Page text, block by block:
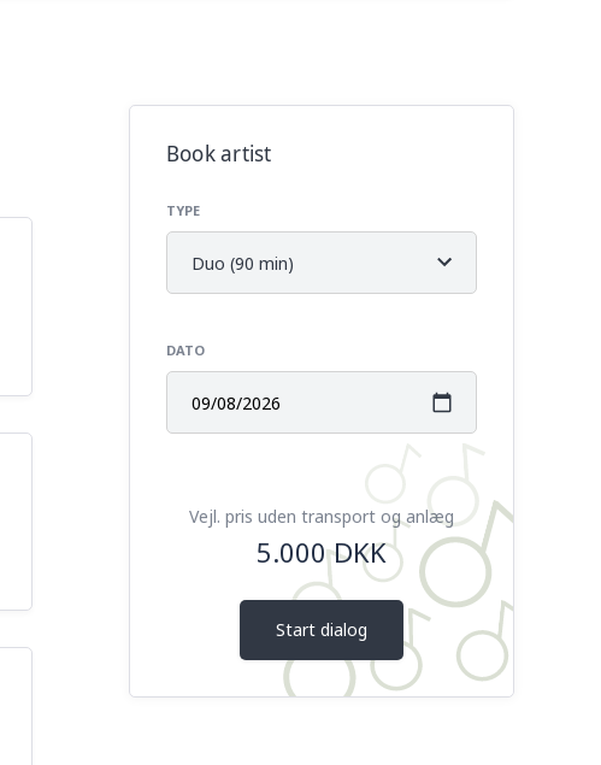
Book artist
TYPE
Duo (90 min)
DATO
Vejl. pris uden transport og anlæg
5.000 DKK
Start dialog